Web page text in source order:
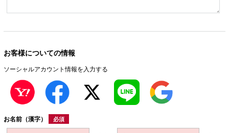
お客様についての情報
ソーシャルアカウント情報を入力する
お名前（漢字） 必須